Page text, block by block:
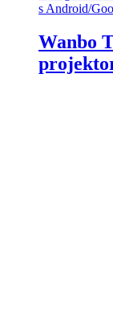
s Android/
Wanbo